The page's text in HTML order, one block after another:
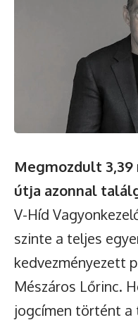
Megmozdult
útja azonnal
V-Híd
szinte a teljes
kedvezményezett
Mészáros Lőrinc.
jogcímen történt a